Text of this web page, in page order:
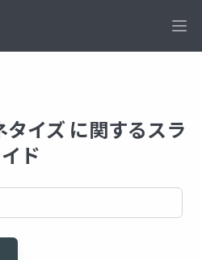
イズ に関するスラ
イド